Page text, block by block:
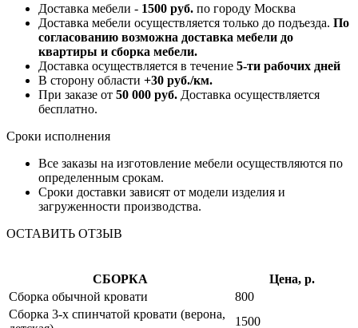
Доставка мебели - 1500 руб. по городу Москва
Доставка мебели осуществляется только до подъезда. По
согласованию возможна доставка мебели до
квартиры и сборка мебели.
Доставка осуществляется в течение 5-ти рабочих дней
В сторону области +30 руб./км.
При заказе от 50 000 руб. Доставка осуществляется
бесплатно.
Сроки исполнения
Все заказы на изготовление мебели осуществляются по
определенным срокам.
Сроки доставки зависят от модели изделия и
загруженности производства.
ОСТАВИТЬ ОТЗЫВ
СБОРКА
Цена, р.
Сборка обычной кровати
800
Сборка 3-х спинчатой кровати (верона,
1500